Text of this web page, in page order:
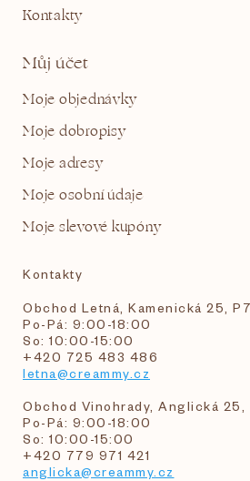
Kontakty
Můj účet
Moje objednávky
Moje dobropisy
Moje adresy
Moje osobní údaje
Moje slevové kupóny
Kontakty
Obchod Letná, Kamenická 25,
Po-Pá: 9:00-18:00
So: 10:00-15:00
+420 725 483 486
letna@creammy.cz
Obchod Vinohrady, Anglická 25,
Po-Pá: 9:00-18:00
So: 10:00-15:00
+420 779 971 421
anglicka@creammy.cz